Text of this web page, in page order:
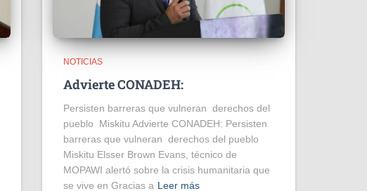
NOTICIAS
Advierte CONADEH:
Persisten barreras que vulneran derechos del
pueblo Miskitu Advierte CONADEH: Persisten
barreras que vulneran derechos del pueblo
Miskitu Elsser Brown Evans, técnico de
MOPAWI alertó sobre la crisis humanitaria que
se vive en Gracias a Leer más